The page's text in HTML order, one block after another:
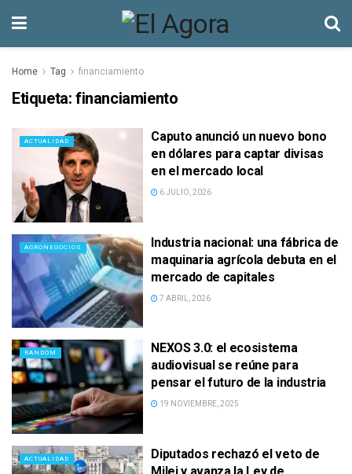
Home Tag financiamiento
Etiqueta: financiamiento
ACTUALIDAD
Caputo anunció un nuevo bono
en dólares para captar divisas
en el mercado local
6 JULIO, 2026
AGRONEGOCIOS
Industria nacional: una fábrica de
maquinaria agrícola debuta en el
mercado de capitales
7 ABRIL, 2026
RANDOM
NEXOS 3.0: el ecosistema
audiovisual se reúne para
pensar el futuro de la industria
19 NOVIEMBRE, 2025
ACTUALIDAD
Diputados rechazó el veto de
Milei y avanza la Ley de